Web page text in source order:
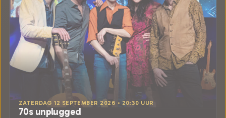
ZATERDAG 12 SEPTEMBER 2026 • 20:30 UUR
70s unplugged